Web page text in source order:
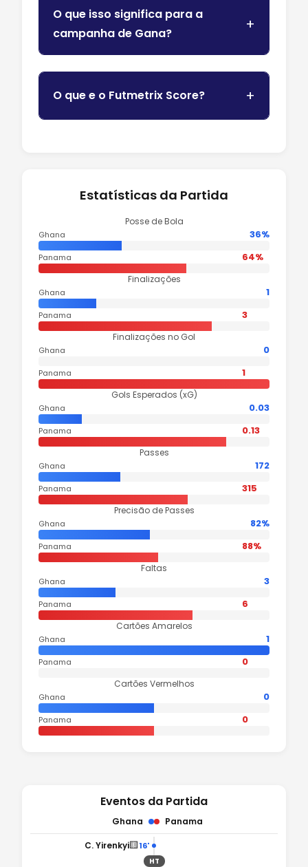
O que isso significa para a
campanha de Gana?
O que e o Futmetrix Score?
Estatísticas da Partida
Posse de Bola
Ghana 36%
Panama 64%
Finalizações
Ghana 1
Panama 3
Finalizações no Gol
Ghana 0
Panama 1
Gols Esperados (xG)
Ghana 0.03
Panama 0.13
Passes
Ghana 172
Panama 315
Precisão de Passes
Ghana 82%
Panama 88%
Faltas
Ghana 3
Panama 6
Cartões Amarelos
Ghana 1
Panama 0
Cartões Vermelhos
Ghana 0
Panama 0
Eventos da Partida
Ghana Panama
16'
🟨
C. Yirenkyi
HT